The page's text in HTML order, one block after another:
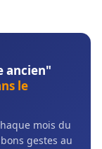
ancien"
le
mois du
gestes au